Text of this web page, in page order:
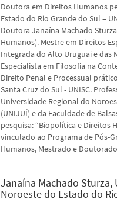
Doutora em Direitos Humanos
Estado do Rio Grande do Sul –
Doutora Janaína Machado
Humanos). Mestre em Direitos
Integrada do Alto Uruguai e das
Especialista em Filosofia na
Direito Penal e Processual
Santa Cruz do Sul - UNISC.
Universidade Regional do
(UNIJUÍ) e da Faculdade de
pesquisa: “Biopolítica e Direitos
vinculado ao Programa de Pós-
Humanos, Mestrado e
Janaína Machado Sturza,
Noroeste do Estado do